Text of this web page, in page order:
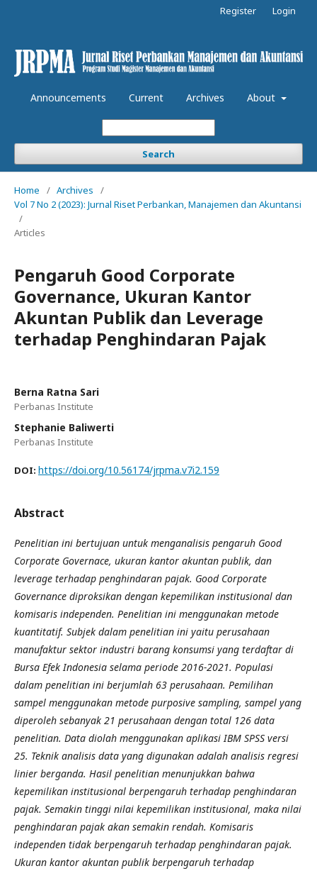
Announcements Current Archives About
Search
Register Login
Home / Archives
/
Vol 7 No 2 (2023): Jurnal Riset Perbankan, Manajemen dan Akuntansi
/
Articles
Pengaruh Good Corporate
Governance, Ukuran Kantor
Akuntan Publik dan Leverage
terhadap Penghindaran Pajak
Berna Ratna Sari
Perbanas Institute
Stephanie Baliwerti
Perbanas Institute
DOI: https://doi.org/10.56174/jrpma.v7i2.159
Abstract
Penelitian ini bertujuan untuk menganalisis pengaruh Good
Corporate Governace, ukuran kantor akuntan publik, dan
leverage terhadap penghindaran pajak. Good Corporate
Governance diproksikan dengan kepemilikan institusional dan
komisaris independen. Penelitian ini menggunakan metode
kuantitatif. Subjek dalam penelitian ini yaitu perusahaan
manufaktur sektor industri barang konsumsi yang terdaftar di
Bursa Efek Indonesia selama periode 2016-2021. Populasi
dalam penelitian ini berjumlah 63 perusahaan. Pemilihan
sampel menggunakan metode purposive sampling, sampel yang
diperoleh sebanyak 21 perusahaan dengan total 126 data
penelitian. Data diolah menggunakan aplikasi IBM SPSS versi
25. Teknik analisis data yang digunakan adalah analisis regresi
linier berganda. Hasil penelitian menunjukkan bahwa
kepemilikan institusional berpengaruh terhadap penghindaran
pajak. Semakin tinggi nilai kepemilikan institusional, maka nilai
penghindaran pajak akan semakin rendah. Komisaris
independen tidak berpengaruh terhadap penghindaran pajak.
Ukuran kantor akuntan publik berpengaruh terhadap